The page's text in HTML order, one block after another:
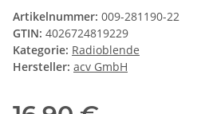
Artikelnummer: 009-281190-22
GTIN: 4026724819229
Kategorie: Radioblende
Hersteller: acv GmbH